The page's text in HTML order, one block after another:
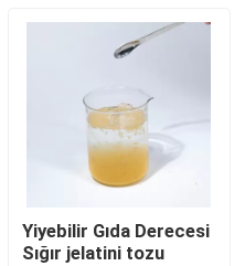
Yiyebilir Gıda Derecesi
Sığır jelatini tozu